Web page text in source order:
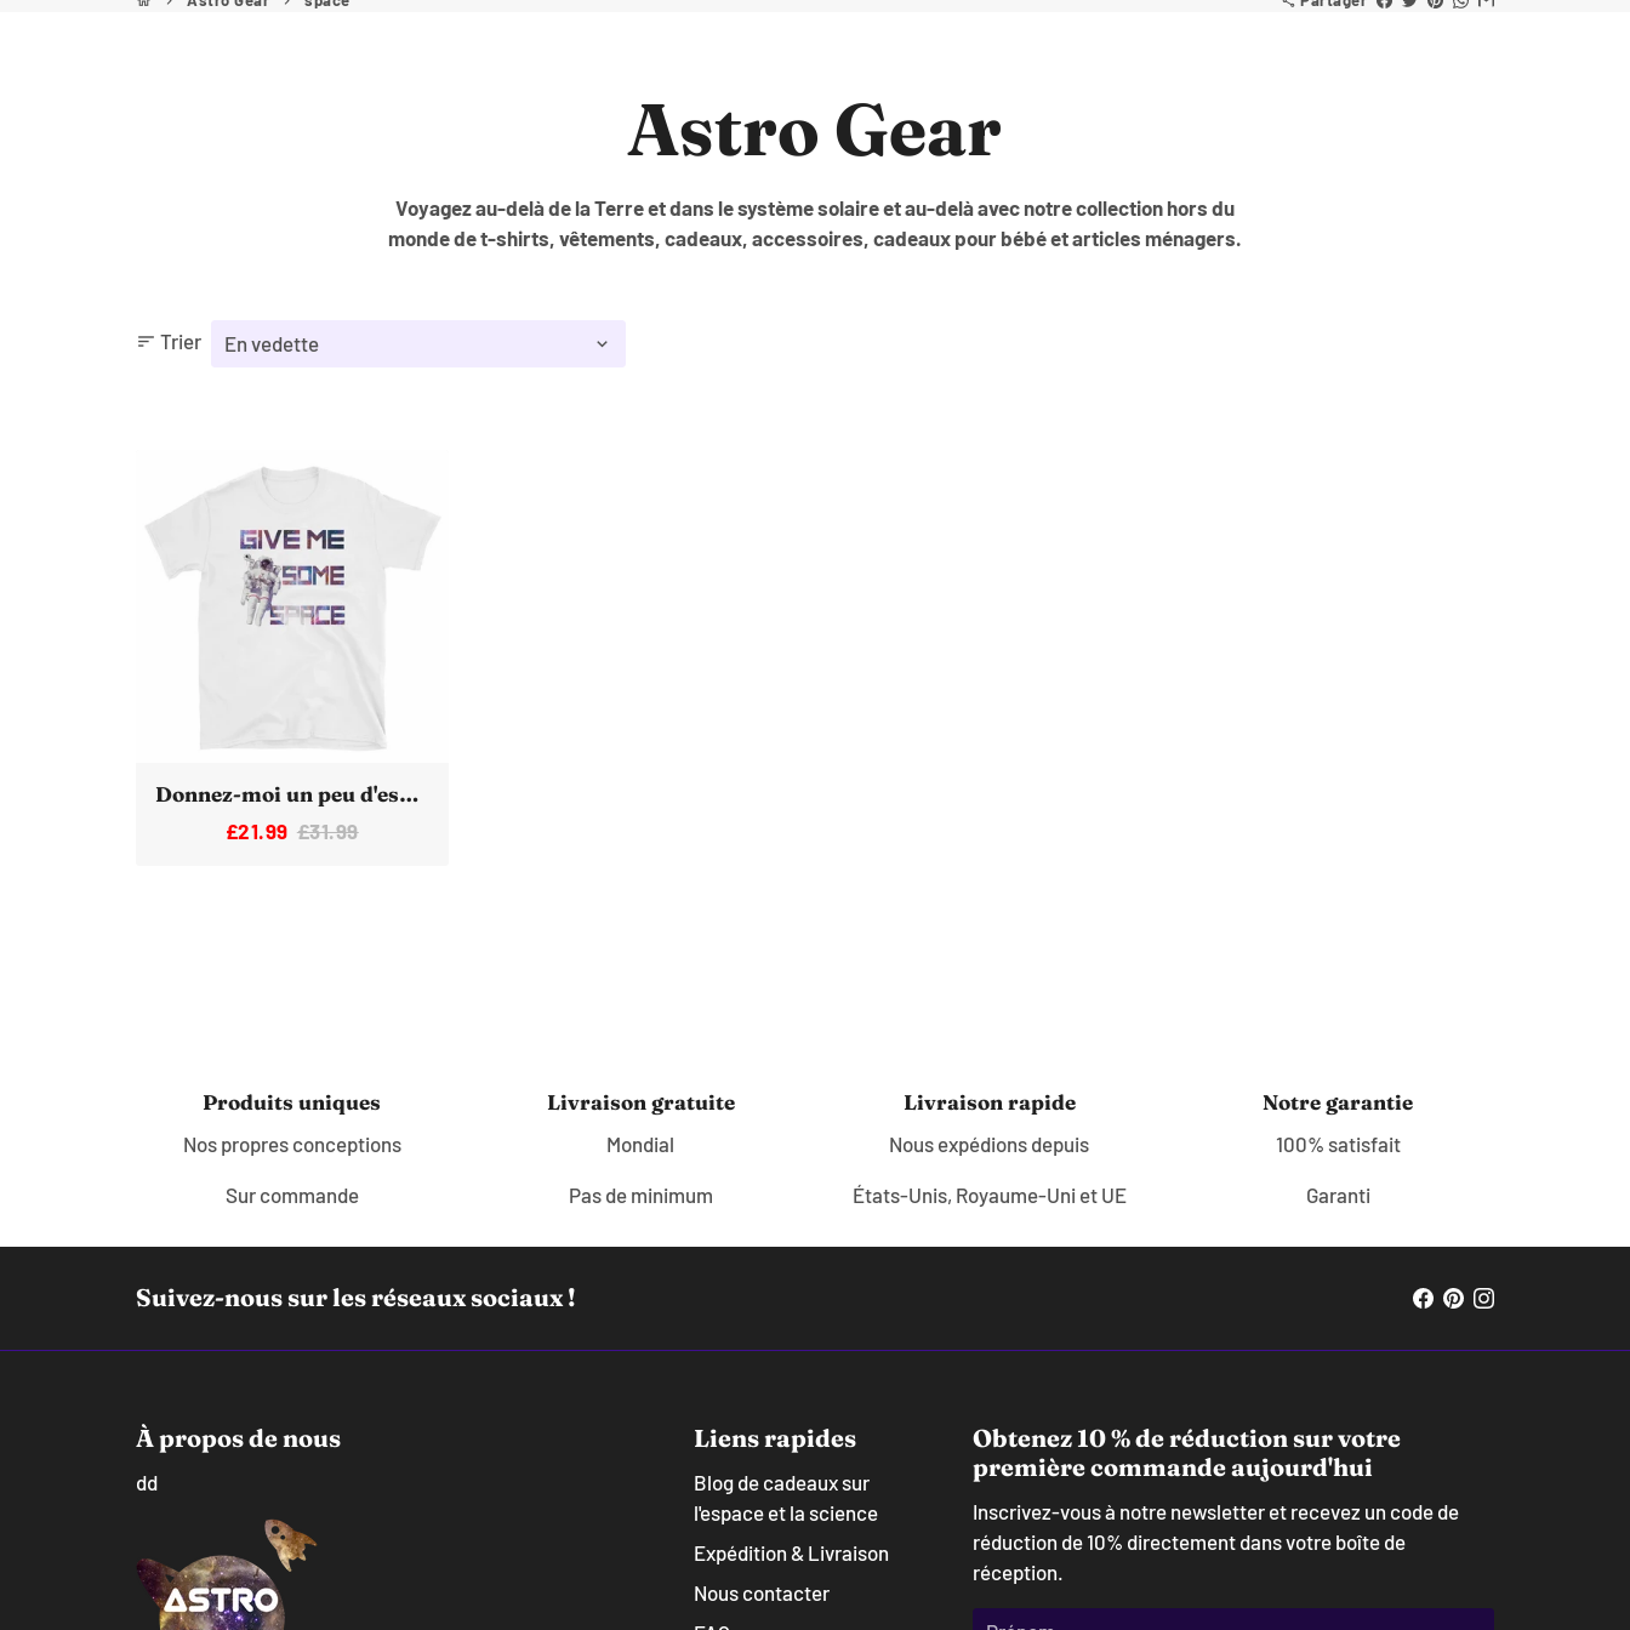
Astro Gear
Voyagez au-delà de la Terre et dans le système solaire et au-delà avec notre collection hors du
monde de t-shirts, vêtements, cadeaux, accessoires, cadeaux pour bébé et articles ménagers.
sort Trier
Donnez-moi un peu d'espace T-shirt drôle d'astronaute
£21.99 £31.99
Produits uniques
Nos propres conceptions
Sur commande
Livraison gratuite
Mondial
Pas de minimum
Livraison rapide
Nous expédions depuis
États-Unis, Royaume-Uni et UE
Notre garantie
100% satisfait
Garanti
Suivez-nous sur les réseaux sociaux !
À propos de nous
dd
Liens rapides
Blog de cadeaux sur
l'espace et la science
Expédition & Livraison
Nous contacter
Obtenez 10 % de réduction sur votre
première commande aujourd'hui
Inscrivez-vous à notre newsletter et recevez un code de
réduction de 10% directement dans votre boîte de
réception.